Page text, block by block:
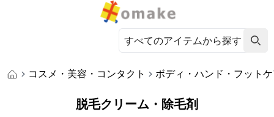
コスメ・美容・コンタクト ボディ・ハンド・フット
脱毛クリーム・除毛剤